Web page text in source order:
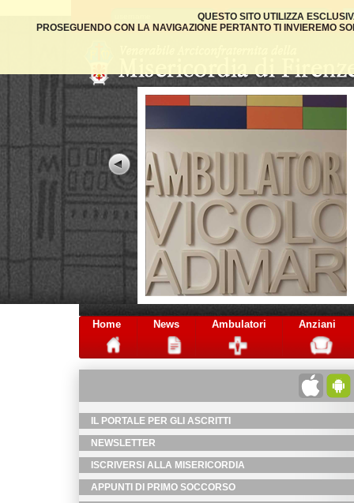
QUESTO SITO UTILIZZA
PROSEGUENDO CON LA NAVIGAZIONE PERTANTO TI INVIEREMO
Home News Ambulatori Anziani
IL PORTALE PER GLI ASCRITTI
NEWSLETTER
ISCRIVERSI ALLA MISERICORDIA
APPUNTI DI PRIMO SOCCORSO